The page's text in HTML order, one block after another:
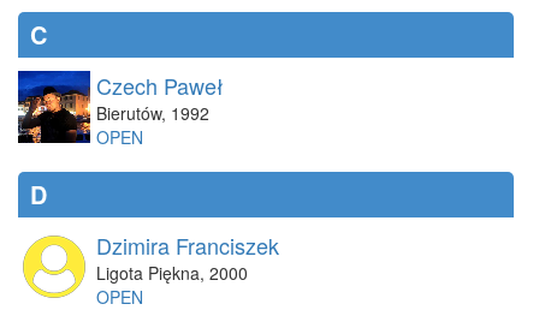
C
Czech Paweł
Bierutów, 1992
OPEN
D
Dzimira Franciszek
Ligota Piękna, 2000
OPEN